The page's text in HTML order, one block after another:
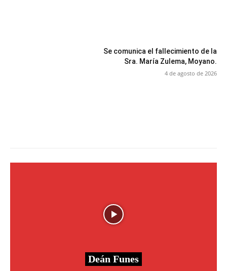
Se comunica el fallecimiento de la
Sra. María Zulema, Moyano.
4 de agosto de 2026
Deán Funes